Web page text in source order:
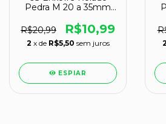
Pedra M 20 a 35mm
R$20,99
R$10,99
2 x de R$5,50 sem juros
ESPIAR
2